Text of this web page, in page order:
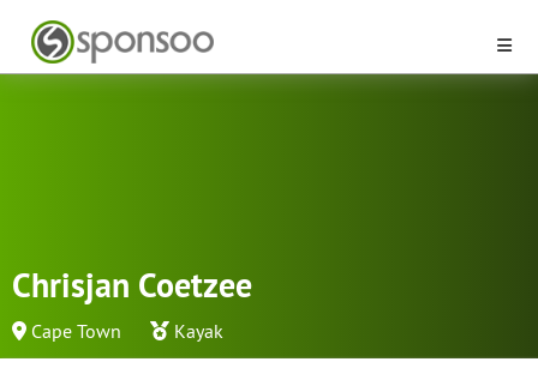
Chrisjan Coetzee
Cape Town Kayak